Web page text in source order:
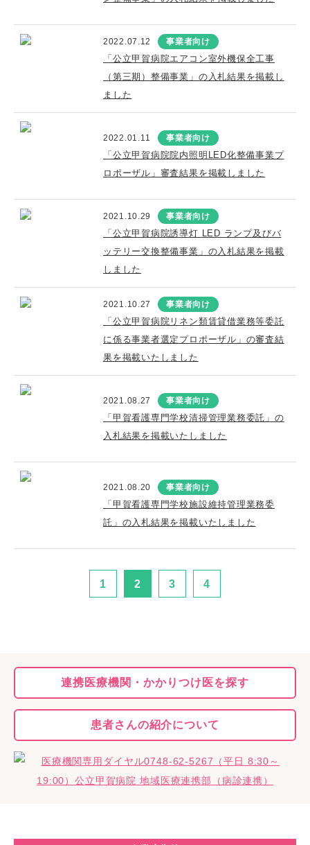
2022.07.12 事業者向け
「公立甲賀病院エアコン室外機保全工事
（第三期）整備事業」の入札結果を掲載し
ました
2022.01.11 事業者向け
「公立甲賀病院院内照明LED化整備事業プ
ロポーザル」審査結果を掲載しました
2021.10.29 事業者向け
「公立甲賀病院誘導灯 LED ランプ及びバ
ッテリー交換整備事業」の入札結果を掲載
しました
2021.10.27 事業者向け
「公立甲賀病院リネン類賃貸借業務等委託
に係る事業者選定プロポーザル」の審査結
果を掲載いたしました
2021.08.27 事業者向け
「甲賀看護専門学校清掃管理業務委託」の
入札結果を掲載いたしました
2021.08.20 事業者向け
「甲賀看護専門学校施設維持管理業務委
託」の入札結果を掲載いたしました
1 2 3 4
連携医療機関・かかりつけ医を探す
患者さんの紹介について